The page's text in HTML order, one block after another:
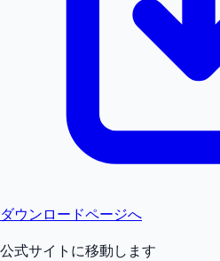
ダウンロードページへ
公式サイトに移動します